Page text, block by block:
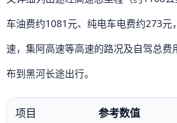
充电站
用车百科
销量榜
车油费约1081元、纯电车电费约273元
速，集阿高速等高速的路况及自驾总
布到黑河长途出行。
项目 参考数值